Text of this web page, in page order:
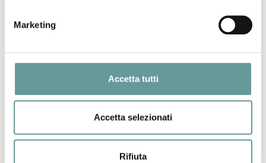
Marketing
Accetta tutti
Accetta selezionati
Rifiuta
nell'ambito della
convenzione
Studio delle
climatiche ed
ambientali